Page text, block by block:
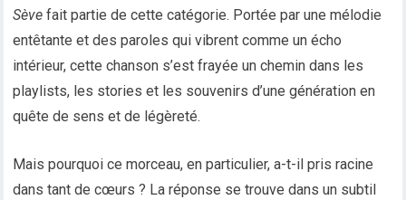
Sève fait partie de cette catégorie. Portée par une mélodie
entêtante et des paroles qui vibrent comme un écho
intérieur, cette chanson s’est frayée un chemin dans les
playlists, les stories et les souvenirs d’une génération en
quête de sens et de légèreté.
Mais pourquoi ce morceau, en particulier, a-t-il pris racine
dans tant de cœurs ? La réponse se trouve dans un subtil